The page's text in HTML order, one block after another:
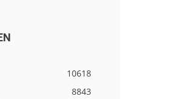
10618
8843